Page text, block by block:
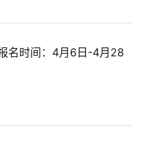
名时间：4月6日-4月28